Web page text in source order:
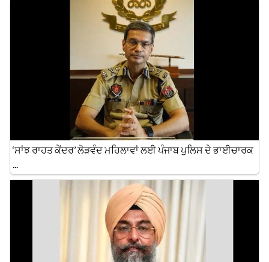
‘ਸਾਂਝ ਰਾਹਤ ਕੇਂਦਰ’ ਲੋੜਵੰਦ ਮਹਿਲਾਵਾਂ ਲਈ ਪੰਜਾਬ ਪੁਲਿਸ ਦੇ ਭਾਈਚਾਰਕ